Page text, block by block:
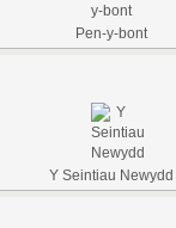
Pen-y-bont
Y Seintiau Newydd